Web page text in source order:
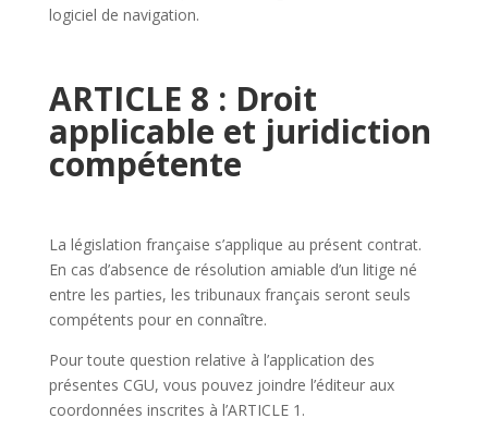
logiciel de navigation.
ARTICLE 8 : Droit
applicable et juridiction
compétente
La législation française s’applique au présent contrat.
En cas d’absence de résolution amiable d’un litige né
entre les parties, les tribunaux français seront seuls
compétents pour en connaître.
Pour toute question relative à l’application des
présentes CGU, vous pouvez joindre l’éditeur aux
coordonnées inscrites à l’ARTICLE 1.